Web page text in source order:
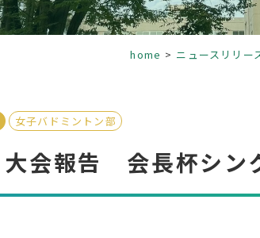
home ニュースリリー
女子バドミントン部
会報告 会長杯シン